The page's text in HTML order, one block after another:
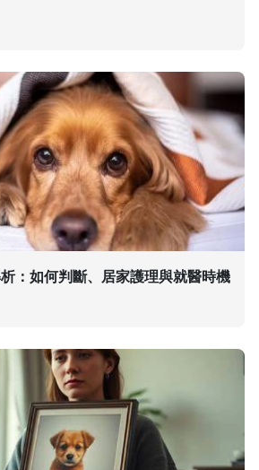
：如何判斷、居家護理與就醫時機